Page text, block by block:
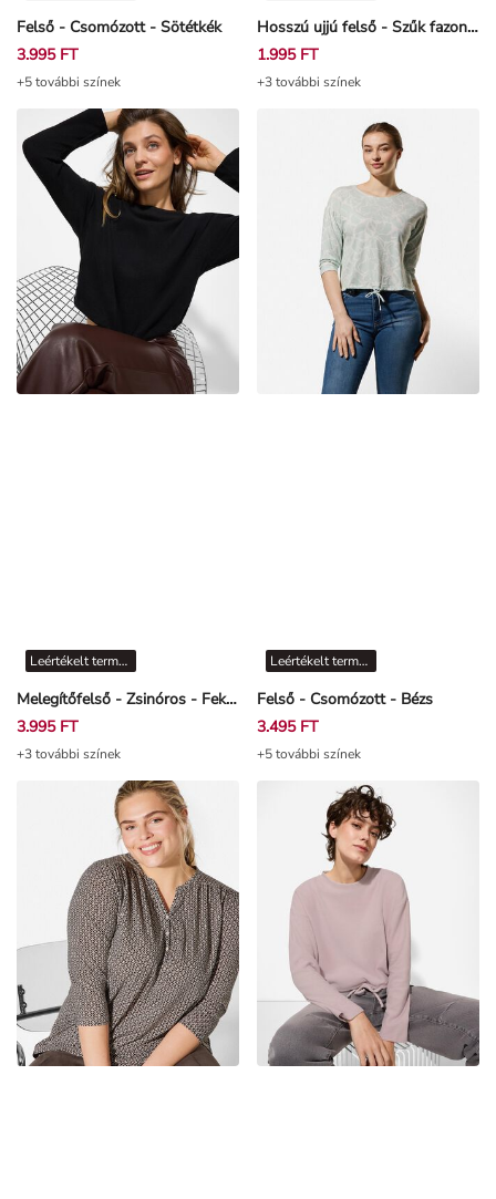
Felső - Csomózott - Sötétkék
3.995 FT
+5 további színek
Hosszú ujjú felső - Szűk fazon - Törtfehér
1.995 FT
+3 további színek
Melegítőfelső - Zsinóros - Fekete
Leértékelt termékek
3.995 FT
+3 további színek
Felső - Csomózott - Bézs
Leértékelt termékek
3.495 FT
+5 további színek